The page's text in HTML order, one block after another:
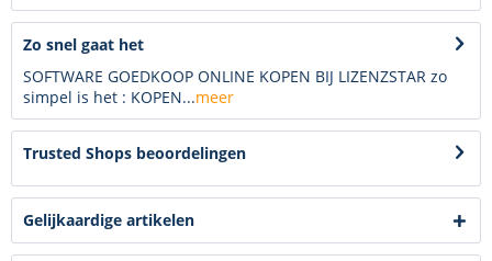
Zo snel gaat het
SOFTWARE GOEDKOOP ONLINE KOPEN BIJ LIZENZSTAR zo
simpel is het : KOPEN...meer
Trusted Shops beoordelingen
Gelijkaardige artikelen